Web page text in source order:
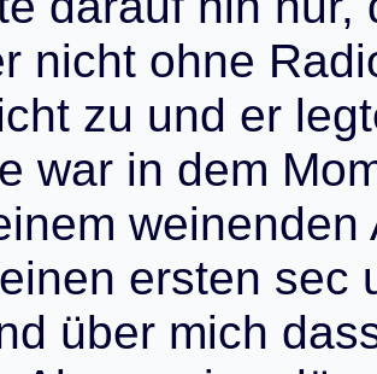
r nicht ohne Radi
cht zu und er legt
e war in dem Mo
inem weinenden
einen ersten sec
d über mich das